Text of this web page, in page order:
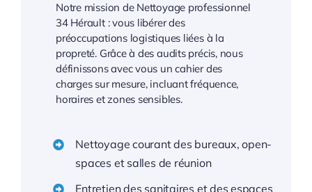
Notre mission de Nettoyage professionnel
34 Hérault : vous libérer des
préoccupations logistiques liées à la
propreté. Grâce à des audits précis, nous
définissons avec vous un cahier des
charges sur mesure, incluant fréquence,
horaires et zones sensibles.
Nettoyage courant des bureaux, open-
spaces et salles de réunion
Entretien des sanitaires et des espaces